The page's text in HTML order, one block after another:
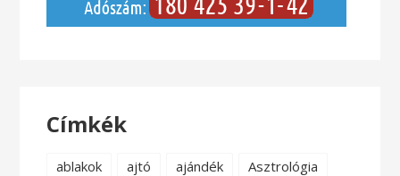
Címkék
ablakok ajtó ajándék
Asztrológia